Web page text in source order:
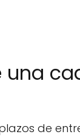
una
de